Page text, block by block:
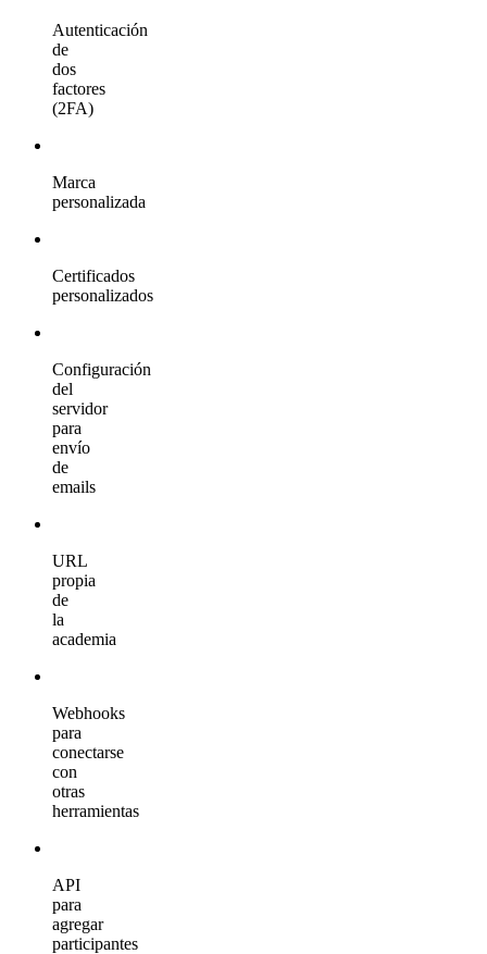
Autenticación
de
dos
factores
(2FA)
Marca
personalizada
Certificados
personalizados
Configuración
del
servidor
para
envío
de
emails
URL
propia
de
la
academia
Webhooks
para
conectarse
con
otras
herramientas
API
para
agregar
participantes